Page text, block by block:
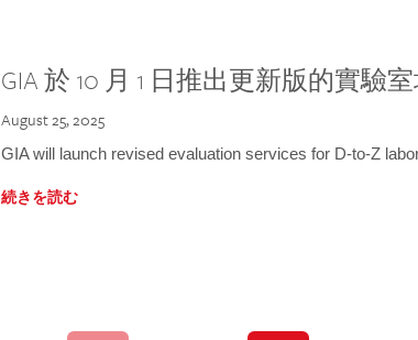
GIA 於 10 月 1 日推出更新版的實驗
August 25, 2025
GIA will launch revised evaluation services for D-to-Z
続きを読む